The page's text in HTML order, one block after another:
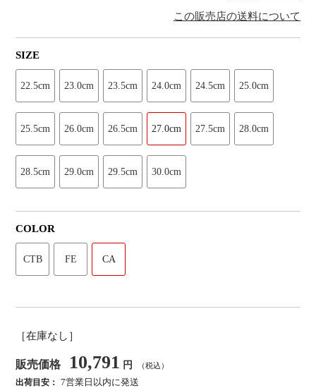
この販売店の送料について
SIZE
22.5cm 23.0cm 23.5cm 24.0cm 24.5cm 25.0cm
25.5cm 26.0cm 26.5cm 27.0cm 27.5cm 28.0cm
28.5cm 29.0cm 29.5cm 30.0cm
COLOR
CTB FE CA
［在庫なし］
販売価格 10,791 円 （税込）
出荷目安： 7営業日以内に発送